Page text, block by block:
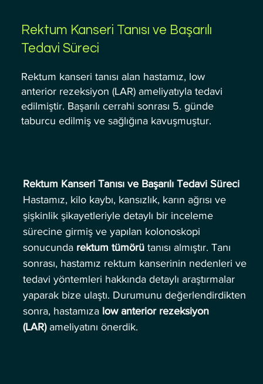
Rektum Kanseri Tanısı ve Başarılı
Tedavi Süreci
Rektum kanseri tanısı alan hastamız, low
anterior rezeksiyon (LAR) ameliyatıyla tedavi
edilmiştir. Başarılı cerrahi sonrası 5. günde
taburcu edilmiş ve sağlığına kavuşmuştur.
Rektum Kanseri Tanısı ve Başarılı Tedavi Süreci
Hastamız, kilo kaybı, kansızlık, karın ağrısı ve
şişkinlik şikayetleriyle detaylı bir inceleme
sürecine girmiş ve yapılan kolonoskopi
sonucunda rektum tümörü tanısı almıştır. Tanı
sonrası, hastamız rektum kanserinin nedenleri ve
tedavi yöntemleri hakkında detaylı araştırmalar
yaparak bize ulaştı. Durumunu değerlendirdikten
sonra, hastamıza low anterior rezeksiyon
(LAR) ameliyatını önerdik.